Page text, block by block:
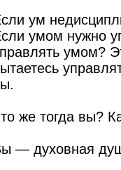
ум
умом нужно
умом?
же тогда вы?
— духовная